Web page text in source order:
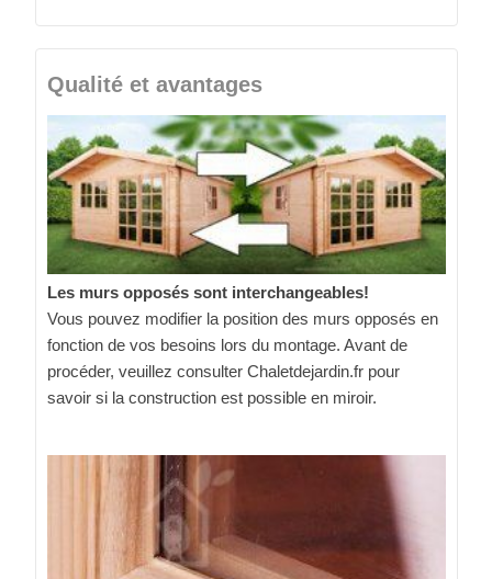
Qualité et avantages
Les murs opposés sont interchangeables!
Vous pouvez modifier la position des murs opposés en
fonction de vos besoins lors du montage. Avant de
procéder, veuillez consulter Chaletdejardin.fr pour
savoir si la construction est possible en miroir.